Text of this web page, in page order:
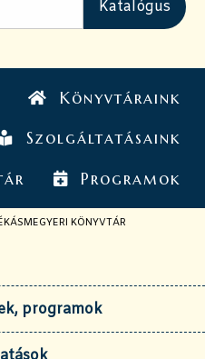
Könyvtáraink
Szolgáltatásaink
Programok
OLDAL:KÖNYVTÁR
programok